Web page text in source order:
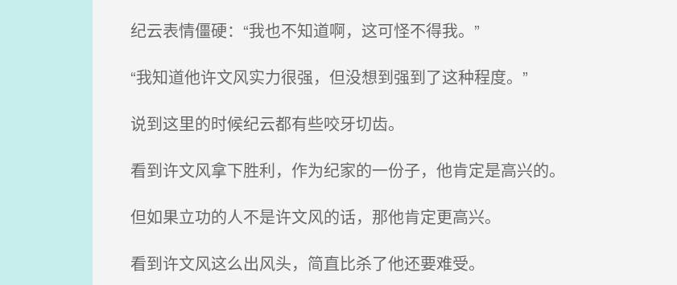
纪云表情僵硬：“我也不知道啊，这可怪不得我。”
“我知道他许文风实力很强，但没想到强到了这种程度。”
说到这里的时候纪云都有些咬牙切齿。
看到许文风拿下胜利，作为纪家的一份子，他肯定是高兴的。
但如果立功的人不是许文风的话，那他肯定更高兴。
看到许文风这么出风头，简直比杀了他还要难受。